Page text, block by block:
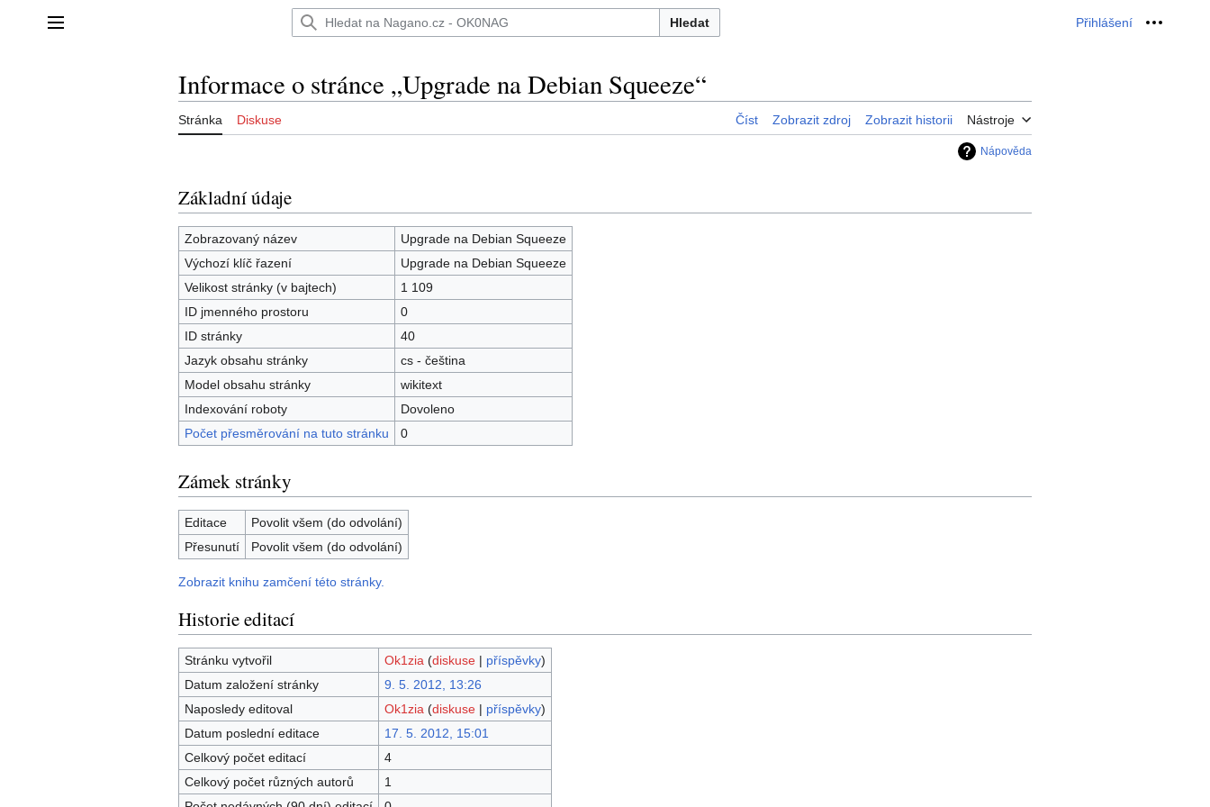
Hlavní menu Hledat Přihlášení Osobní
Informace o stránce „Upgrade na Debian Squeeze“
Stránka Diskuse Číst Zobrazit zdroj Zobrazit historii Nástroje
Nápověda
Základní údaje
Zobrazovaný název
Upgrade na Debian Squeeze
Výchozí klíč řazení
Upgrade na Debian Squeeze
Velikost stránky (v bajtech)
1 109
ID jmenného prostoru
0
ID stránky
40
Jazyk obsahu stránky
cs - čeština
Model obsahu stránky
wikitext
Indexování roboty
Dovoleno
Počet přesměrování na tuto stránku
0
Zámek stránky
Editace
Povolit všem (do odvolání)
Přesunutí
Povolit všem (do odvolání)
Zobrazit knihu zamčení této stránky.
Historie editací
Stránku vytvořil Ok1zia (diskuse| příspěvky)
Datum založení stránky
9. 5. 2012, 13:26
Naposledy editoval
Ok1zia (diskuse| příspěvky)
Datum poslední editace
17. 5. 2012, 15:01
Celkový počet editací
4
Celkový počet různých autorů
1